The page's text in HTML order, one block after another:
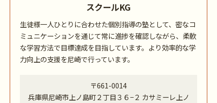
スクールKG
生徒様一人ひとりに合わせた個別指導の塾として、密なコ
ミュニケーションを通じて常に進捗を確認しながら、柔軟
な学習方法で目標達成を目指しています。より効率的な学
力向上の支援を尼崎で行っています。
〒661-0014
兵庫県尼崎市上ノ島町２丁目３６−２ カサミーレ上ノ